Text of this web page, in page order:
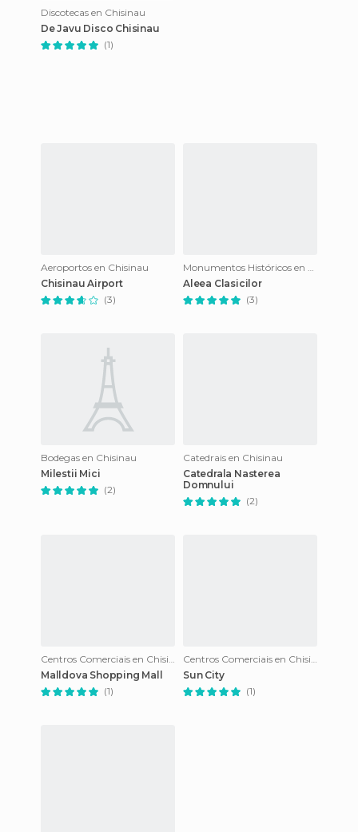
Discotecas en Chisinau
De Javu Disco Chisinau
(1)
Aeroportos en Chisinau
Chisinau Airport
(3)
Monumentos Históricos en Chisinau
Aleea Clasicilor
(3)
Bodegas en Chisinau
Milestii Mici
(2)
Catedrais en Chisinau
Catedrala Nasterea
Domnului
(2)
Centros Comerciais en Chisinau
Malldova Shopping Mall
(1)
Centros Comerciais en Chisinau
Sun City
(1)